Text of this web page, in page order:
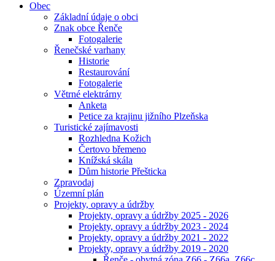
Obec
Základní údaje o obci
Znak obce Řenče
Fotogalerie
Řenečské varhany
Historie
Restaurování
Fotogalerie
Větrné elektrárny
Anketa
Petice za krajinu jižního Plzeňska
Turistické zajímavosti
Rozhledna Kožich
Čertovo břemeno
Knížská skála
Dům historie Přešticka
Zpravodaj
Územní plán
Projekty, opravy a údržby
Projekty, opravy a údržby 2025 - 2026
Projekty, opravy a údržby 2023 - 2024
Projekty, opravy a údržby 2021 - 2022
Projekty, opravy a údržby 2019 - 2020